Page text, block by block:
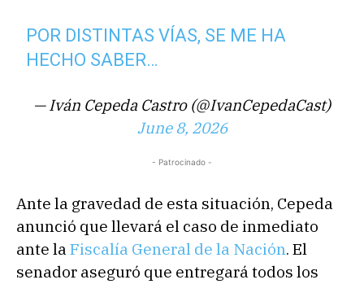
POR DISTINTAS VÍAS, SE ME HA
HECHO SABER…
— Iván Cepeda Castro (@IvanCepedaCast)
June 8, 2026
- Patrocinado -
Ante la gravedad de esta situación, Cepeda
anunció que llevará el caso de inmediato
ante laFiscalía General de la Nación. El
senador aseguró que entregará todos los